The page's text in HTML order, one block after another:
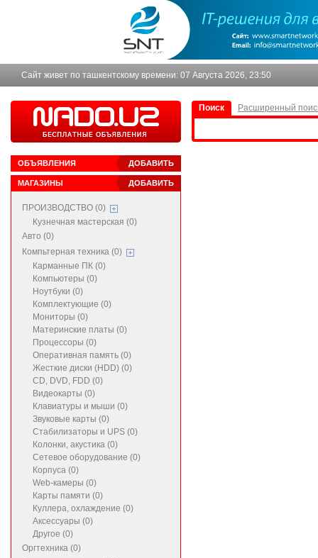
Сайт живет по ташкентскому времени: 07 Августа 2026, 23:50
ДОБАВИТЬ
ОБЪЯВЛЕНИЯ
ДОБАВИТЬ
МАГАЗИНЫ
ПРОИЗВОДСТВО (0)
Кузнечная мастерская (0)
Авто (0)
Компьтерная техника (0)
Карманные ПК (0)
Компьютеры (0)
Ноутбуки (0)
Комплектующие (0)
Мониторы (0)
Материнские платы (0)
Процессоры (0)
Оперативная память (0)
Жесткие диски (HDD) (0)
CD, DVD, FDD (0)
Видеокарты (0)
Клавиатуры и мыши (0)
Звуковые карты (0)
Стабилизаторы и UPS (0)
Колонки, акустика (0)
Сетевое оборудование (0)
Корпуса (0)
Web-камеры (0)
Карты памяти (0)
Куллера, охлаждение (0)
Аксессуары (0)
Другое (0)
Оргтехника (0)
Поиск Расширенный